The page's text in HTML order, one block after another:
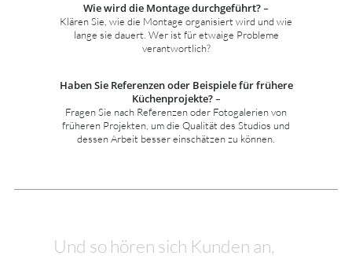
Wie wird die Montage durchgeführt? –
Klären Sie, wie die Montage organisiert wird und wie
lange sie dauert. Wer ist für etwaige Probleme
verantwortlich?
Haben Sie Referenzen oder Beispiele für frühere
Küchenprojekte? –
Fragen Sie nach Referenzen oder Fotogalerien von
früheren Projekten, um die Qualität des Studios und
dessen Arbeit besser einschätzen zu können.
Und so hören sich Kunden an,